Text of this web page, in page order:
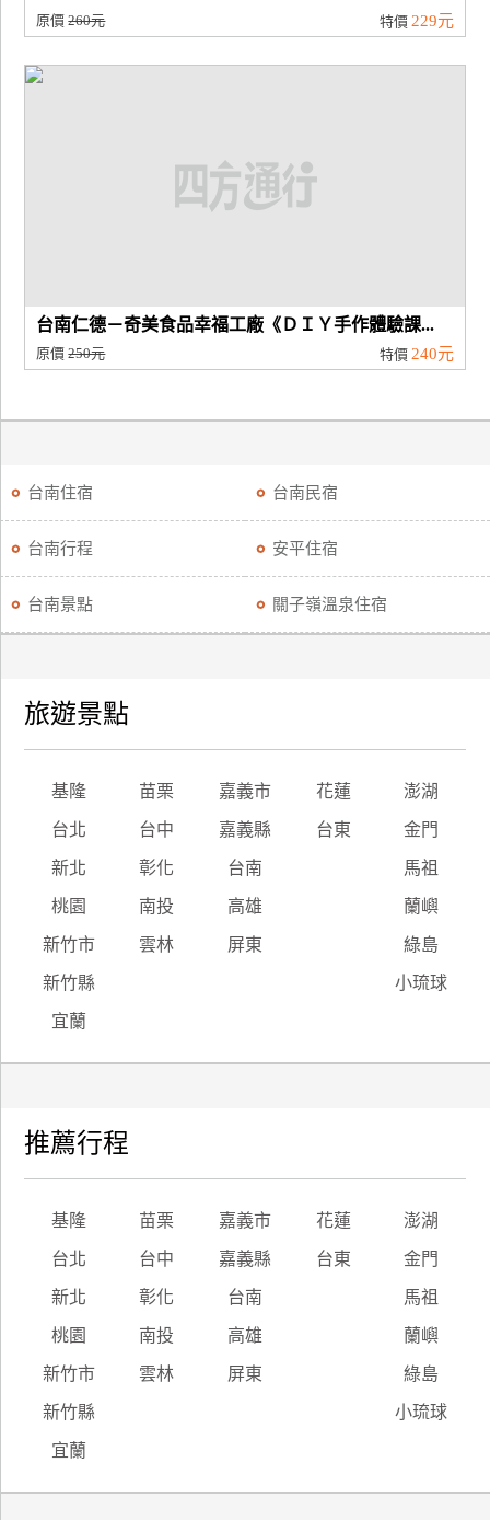
原價260元 特價 229元
台南仁德－奇美食品幸福工廠《ＤＩＹ手作體驗課...
原價250元 特價 240元
台南住宿 台南民宿
台南行程 安平住宿
台南景點 關子嶺溫泉住宿
旅遊景點
基隆 苗栗 嘉義市 花蓮 澎湖
台北 台中 嘉義縣 台東 金門
新北 彰化 台南 馬祖
桃園 南投 高雄 蘭嶼
新竹市 雲林 屏東 綠島
新竹縣 小琉球
宜蘭
推薦行程
基隆 苗栗 嘉義市 花蓮 澎湖
台北 台中 嘉義縣 台東 金門
新北 彰化 台南 馬祖
桃園 南投 高雄 蘭嶼
新竹市 雲林 屏東 綠島
新竹縣 小琉球
宜蘭